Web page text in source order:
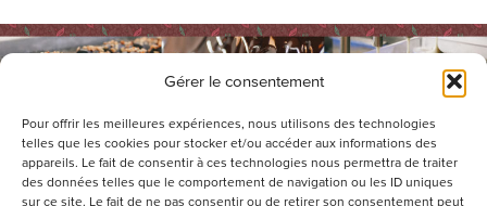
Gérer le consentement
Pour offrir les meilleures expériences, nous utilisons des technologies
telles que les cookies pour stocker et/ou accéder aux informations des
appareils. Le fait de consentir à ces technologies nous permettra de traiter
des données telles que le comportement de navigation ou les ID uniques
sur ce site. Le fait de ne pas consentir ou de retirer son consentement peut
Chocolaterie du Val Janon